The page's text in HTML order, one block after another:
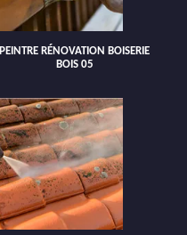
PEINTRE RÉNOVATION BOISERIE
BOIS 05